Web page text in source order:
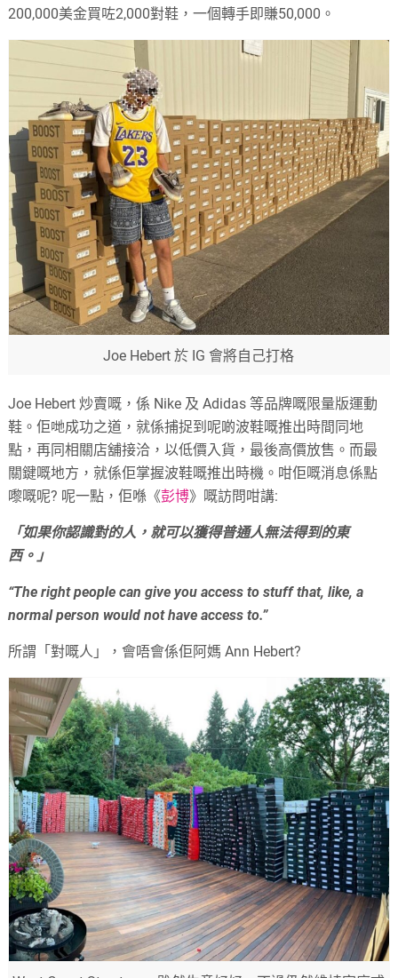
200,000美金買咗2,000對鞋，一個轉手即賺50,000。
Joe Hebert 於 IG 會將自己打格
Joe Hebert 炒賣嘅，係 Nike 及 Adidas 等品牌嘅限量版運動
鞋。佢哋成功之道，就係捕捉到呢啲波鞋嘅推出時間同地
點，再同相關店舖接洽，以低價入貨，最後高價放售。而最
關鍵嘅地方，就係佢掌握波鞋嘅推出時機。咁佢嘅消息係點
嚟嘅呢? 呢一點，佢喺《彭博》嘅訪問咁講:
「如果你認識對的人，就可以獲得普通人無法得到的東
西。」
“The right people can give you access to stuff that, like, a
normal person would not have access to.”
所謂「對嘅人」，會唔會係佢阿媽 Ann Hebert?